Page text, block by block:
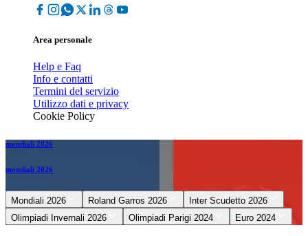
Area personale
Help e Faq
Info e contatti
Termini del servizio
Utilizzo dati e privacy
Cookie Policy
mondiali 2026
mondiali 2026
Mondiali 2026 Roland Garros 2026
Inter Scudetto 2026
Olimpiadi Invernali 2026
Olimpiadi Parigi 2024 Euro 2024